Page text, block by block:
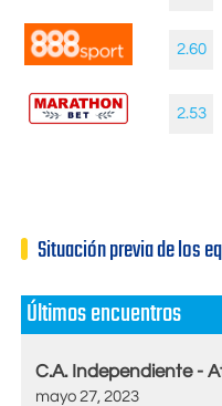
2.60
2.53
Situación previa de los
Últimos encuentros
C.A. Independiente -
mayo 27, 2023